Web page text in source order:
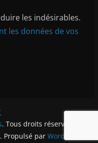
les indésirables.
les données de vos
. Tous droits réservés.
Propulsé parWordPress